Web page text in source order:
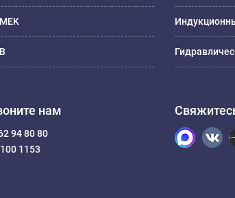
нам
94 80 80
1153